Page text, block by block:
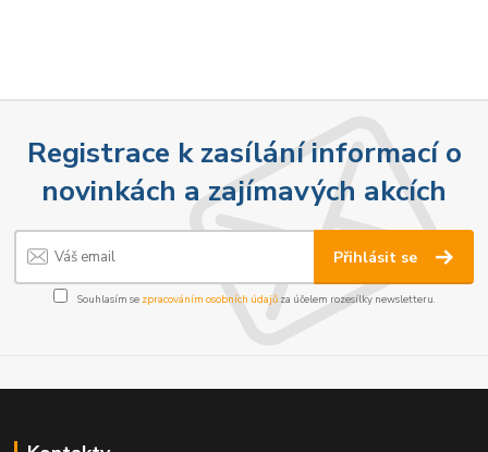
Registrace k zasílání informací o
novinkách a zajímavých akcích
Přihlásit se
Souhlasím se zpracováním osobních údajůza účelem rozesílky newsletteru.